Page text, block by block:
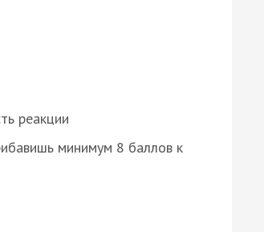
реакции
минимум 8 баллов к